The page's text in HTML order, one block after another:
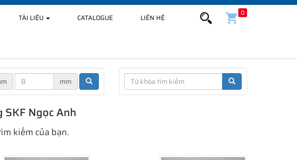
TÀI LIỆU CATALOGUE LIÊN HỆ
0
mm
Ngọc Anh
kiếm của bạn.